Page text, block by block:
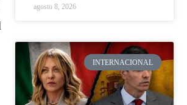
agosto 8, 2026
INTERNACIONAL